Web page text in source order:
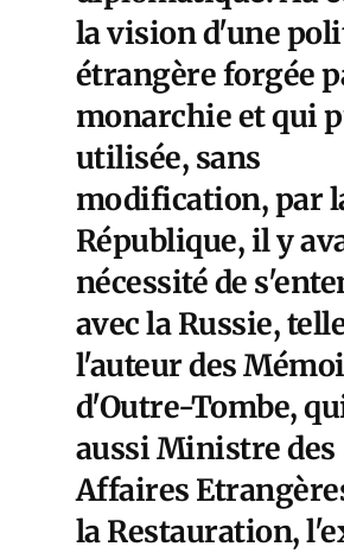
la vision d'une
étrangère forgée
monarchie et qui
utilisée, sans
modification, par
République, il y
nécessité de
avec la Russie,
l'auteur des
d'Outre-Tombe,
aussi Ministre des
Affaires
la Restauration,